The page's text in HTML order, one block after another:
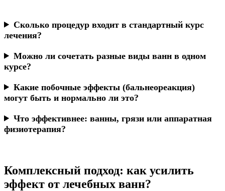
Сколько процедур входит в стандартный курс
лечения?
Можно ли сочетать разные виды ванн в одном
курсе?
Какие побочные эффекты (бальнеореакция)
могут быть и нормально ли это?
Что эффективнее: ванны, грязи или аппаратная
физиотерапия?
Комплексный подход: как усилить
эффект от лечебных ванн?